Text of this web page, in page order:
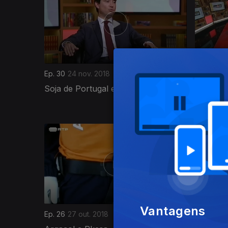
Ep. 30 24 nov. 2018
Soja de Portugal e Pinto Valouro
Ep. 29 17
Ep. 26 27 out. 2018 Ep. 25
368220
Vantagens